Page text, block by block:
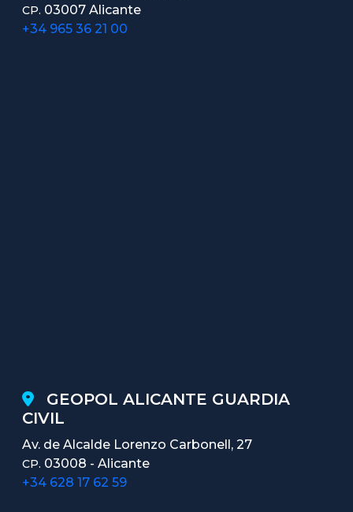
CP. 03007 Alicante
+34 965 36 21 00
GEOPOL ALICANTE GUARDIA
CIVIL
Av. de Alcalde Lorenzo Carbonell, 27
CP. 03008 - Alicante
+34 628 17 62 59